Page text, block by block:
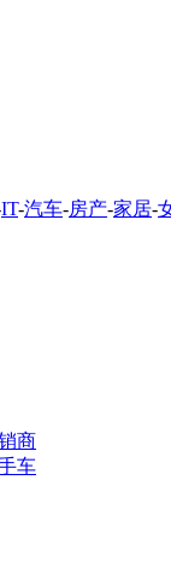
IT-汽车-房产-家居-
商
车